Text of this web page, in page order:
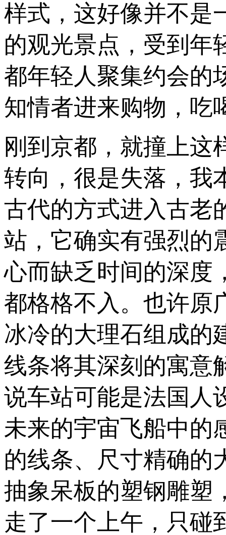
样式，这好像并不是
的观光景点，受到年
都年轻人聚集约会的
知情者进来购物，吃
刚到京都，就撞上这
转向，很是失落，我
古代的方式进入古老
站，它确实有强烈的
心而缺乏时间的深度
都格格不入。也许原
冰冷的大理石组成的
线条将其深刻的寓意
说车站可能是法国人
未来的宇宙飞船中的
的线条、尺寸精确的
抽象呆板的塑钢雕塑
走了一个上午，只碰